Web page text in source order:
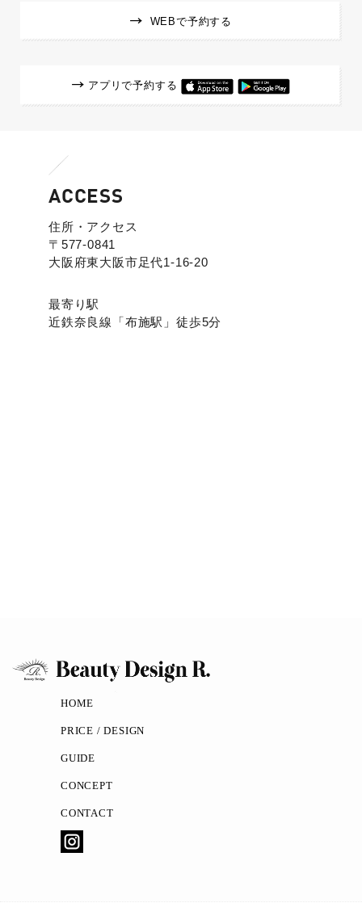
WEBで予約する
アプリで予約する
ACCESS
住所・アクセス
〒577-0841
大阪府東大阪市足代1-16-20
最寄り駅
近鉄奈良線「布施駅」徒歩5分
HOME
PRICE / DESIGN
GUIDE
CONCEPT
CONTACT